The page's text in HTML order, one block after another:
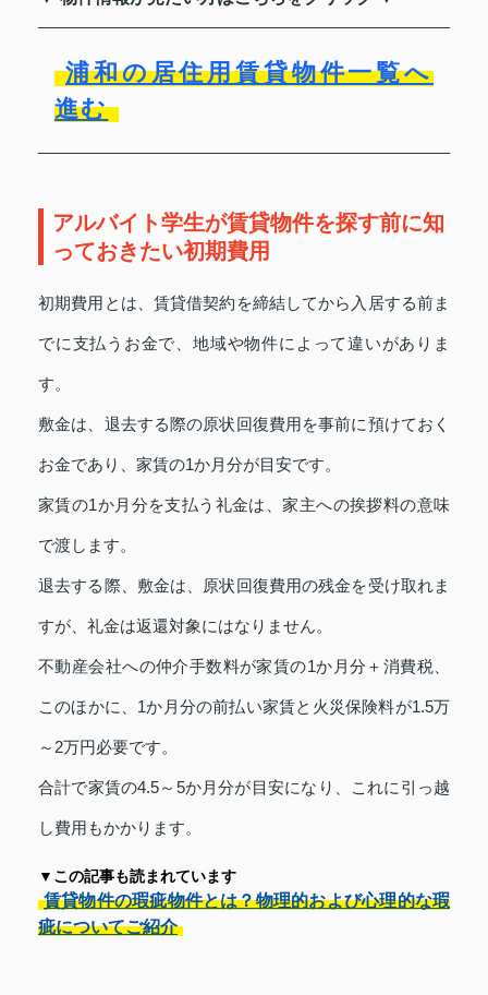
浦和の居住用賃貸物件一覧へ
進む
アルバイト学生が賃貸物件を探す前に知
っておきたい初期費用
初期費用とは、賃貸借契約を締結してから入居する前ま
でに支払うお金で、地域や物件によって違いがありま
す。
敷金は、退去する際の原状回復費用を事前に預けておく
お金であり、家賃の1か月分が目安です。
家賃の1か月分を支払う礼金は、家主への挨拶料の意味
で渡します。
退去する際、敷金は、原状回復費用の残金を受け取れま
すが、礼金は返還対象にはなりません。
不動産会社への仲介手数料が家賃の1か月分＋消費税、
このほかに、1か月分の前払い家賃と火災保険料が1.5万
～2万円必要です。
合計で家賃の4.5～5か月分が目安になり、これに引っ越
し費用もかかります。
▼この記事も読まれています
賃貸物件の瑕疵物件とは？物理的および心理的な瑕
疵についてご紹介